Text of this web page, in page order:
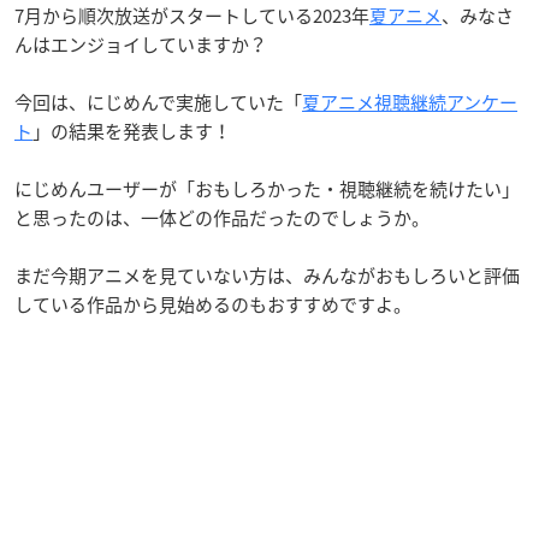
7月から順次放送がスタートしている2023年夏アニメ、みなさ
んはエンジョイしていますか？
今回は、にじめんで実施していた「夏アニメ視聴継続アンケー
ト 」の結果を発表します！
にじめんユーザーが「おもしろかった・視聴継続を続けたい」
と思ったのは、一体どの作品だったのでしょうか。
まだ今期アニメを見ていない方は、みんながおもしろいと評価
している作品から見始めるのもおすすめですよ。